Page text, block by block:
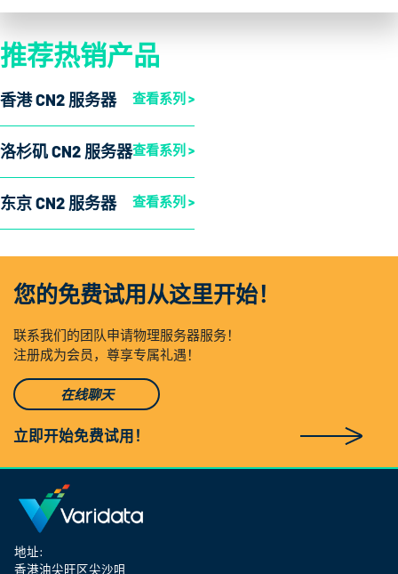
推荐热销产品
香港 CN2 服务器 查看系列 >
洛杉矶 CN2 服务器查看系列 >
东京 CN2 服务器 查看系列 >
您的免费试用从这里开始！
联系我们的团队申请物理服务器服务！
注册成为会员，尊享专属礼遇！
在线聊天
立即开始免费试用！
地址:
香港油尖旺区尖沙咀